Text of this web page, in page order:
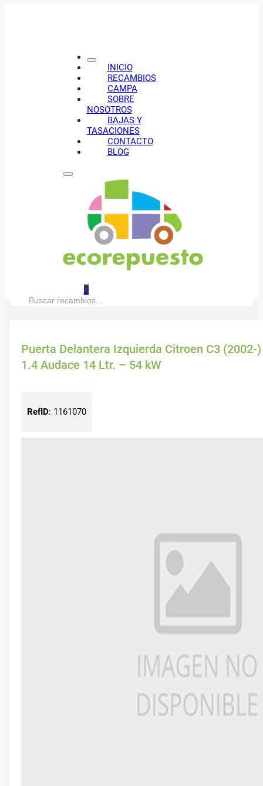
INICIO
RECAMBIOS
CAMPA
SOBRE
NOSOTROS
BAJAS Y
TASACIONES
CONTACTO
BLOG
0
Buscar:
Puerta Delantera Izquierda Citroen C3 (2002-)
1.4 Audace 14 Ltr. – 54 kW
RefID: 1161070